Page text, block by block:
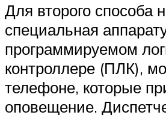
Для второго способа
специальная
программируемом
контроллере (ПЛК),
телефоне, которые
оповещение.